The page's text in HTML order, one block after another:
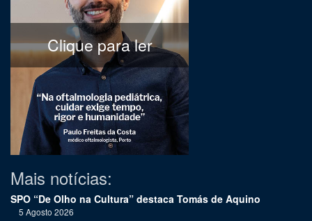
Clique para ler
Mais notícias:
SPO “De Olho na Cultura” destaca Tomás de Aquino
5 Agosto 2026